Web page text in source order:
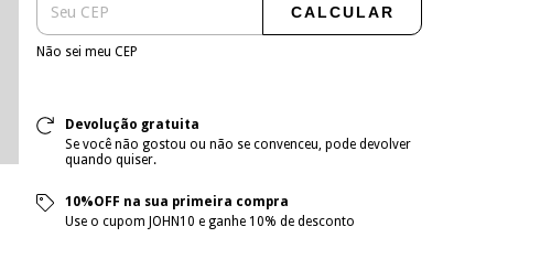
CALCULAR
Não sei meu CEP
Devolução gratuita
Se você não gostou ou não se convenceu, pode devolver
quando quiser.
10%OFF na sua primeira compra
Use o cupom JOHN10 e ganhe 10% de desconto